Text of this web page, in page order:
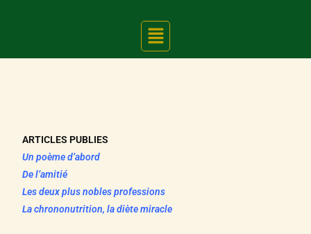
ARTICLES PUBLIES
Un poème d’abord
De l’amitié
Les deux plus nobles professions
La chrononutrition, la diète miracle